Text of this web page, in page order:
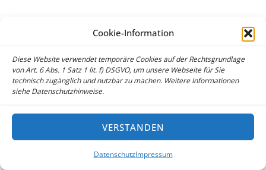
Cookie-Information
Diese Website verwendet temporäre Cookies auf der Rechtsgrundlage
von Art. 6 Abs. 1 Satz 1 lit. f) DSGVO, um unsere Webseite für Sie
technisch zugänglich und nutzbar zu machen. Weitere Informationen
siehe Datenschutzhinweise.
VERSTANDEN
DatenschutzImpressum